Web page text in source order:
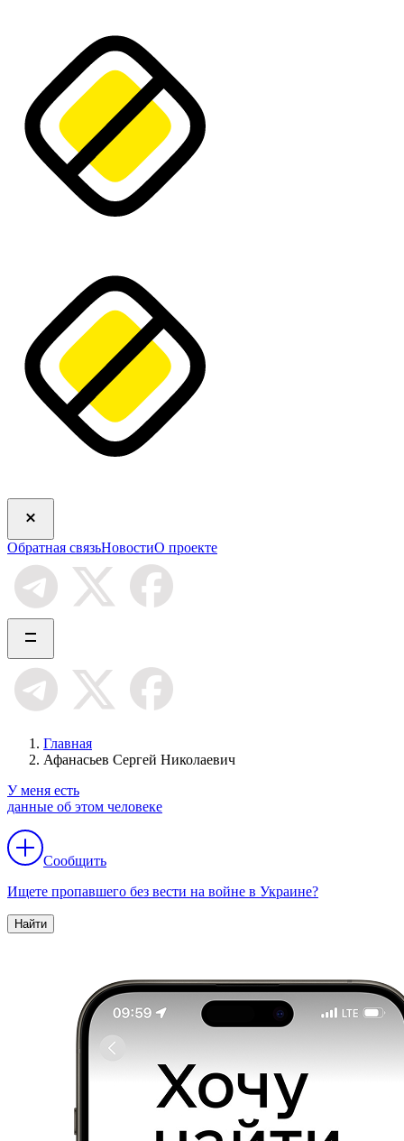
Обратная связьНовостиО проекте
Главная
Афанасьев Сергей Николаевич
У меня есть
данные об этом человеке
Сообщить
Ищете пропавшего без вести на войне в Украине?
Найти